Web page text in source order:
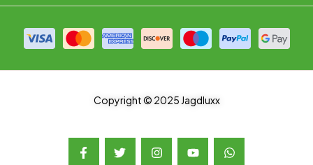
Copyright © 2025 Jagdluxx